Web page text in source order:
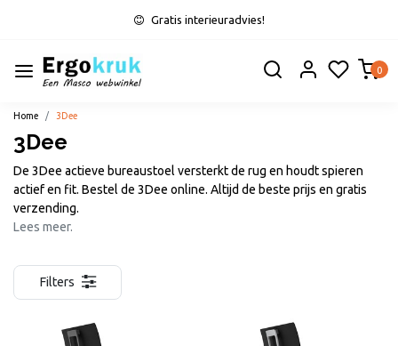
Gratis interieuradvies!
0
Home 3Dee
3Dee
De 3Dee actieve bureaustoel versterkt de rug en houdt spieren
actief en fit. Bestel de 3Dee online. Altijd de beste prijs en gratis
verzending.
Lees meer.
Filters